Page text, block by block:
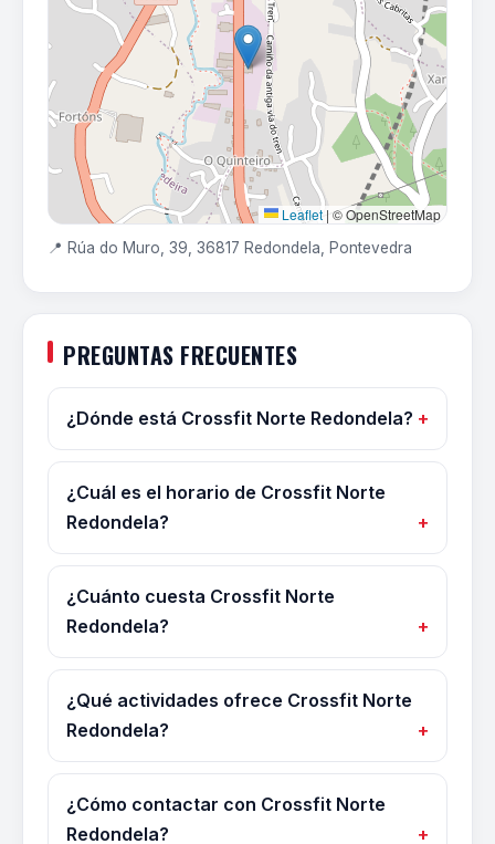
Leaflet | © OpenStreetMap
📍 Rúa do Muro, 39, 36817 Redondela, Pontevedra
PREGUNTAS FRECUENTES
¿Dónde está Crossfit Norte Redondela?
¿Cuál es el horario de Crossfit Norte
Redondela?
¿Cuánto cuesta Crossfit Norte
Redondela?
¿Qué actividades ofrece Crossfit Norte
Redondela?
¿Cómo contactar con Crossfit Norte
Redondela?